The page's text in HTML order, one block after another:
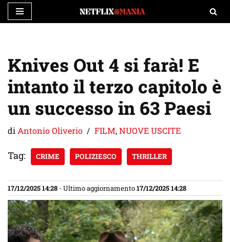
contenuto
Knives Out 4 si farà! E
intanto il terzo capitolo è
un successo in 63 Paesi
di Antonio Oliverio FILM,NUOVE USCITE
Tag: CRIME POLIZIESCO THRILLER
17/12/2025 14:28 - Ultimo aggiornamento17/12/2025 14:28